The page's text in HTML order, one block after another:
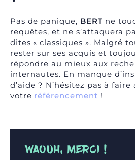
Pas de panique, BERT ne
requêtes, et ne s’attaquera
dites « classiques ». Malgré
rester sur ses acquis et
répondre au mieux aux
internautes. En manque
d’aide ? N’hésitez pas à
votre référencement !
WAOUH, MERCI !